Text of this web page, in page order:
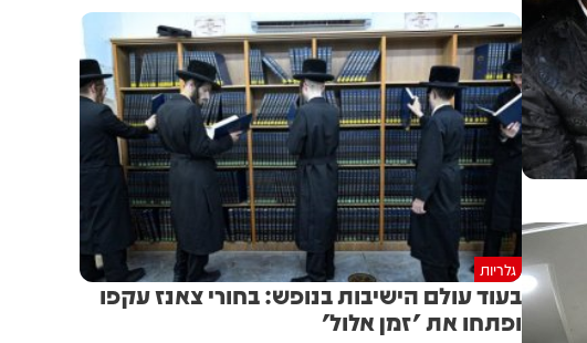
גלריות
בעוד עולם הישיבות בנופש: בחורי צאנז עקפו
ופתחו את 'זמן אלול'